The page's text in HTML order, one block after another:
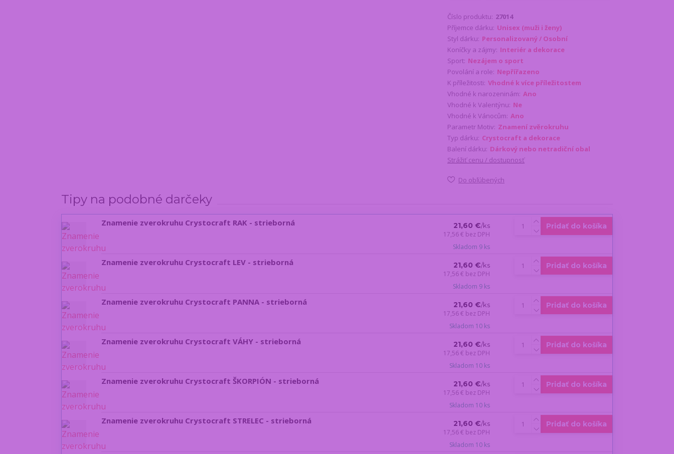
Číslo produktu: 27014
Příjemce dárku: Unisex (muži i ženy)
Styl dárku: Personalizovaný / Osobní
Koníčky a zájmy: Interiér a dekorace
Sport: Nezájem o sport
Povolání a role: Nepřířazeno
K příležitosti: Vhodné k více příležitostem
Vhodné k narozeninám: Ano
Vhodné k Valentýnu: Ne
Vhodné k Vánocům: Ano
Parametr Motiv: Znamení zvěrokruhu
Typ dárku: Crystocraft a dekorace
Balení dárku: Dárkový nebo netradiční obal
Strážiť cenu / dostupnosť
Do obľúbených
Tipy na podobné darčeky
Znamenie zverokruhu Crystocraft RAK - strieborná 21,60 €/ks
17,56 € bez DPH
Skladom 9 ks
Pridať do košíka
Znamenie zverokruhu Crystocraft LEV - strieborná 21,60 €/ks
17,56 € bez DPH
Skladom 9 ks
Pridať do košíka
Znamenie zverokruhu Crystocraft PANNA - strieborná 21,60 €/ks
17,56 € bez DPH
Skladom 10 ks
Pridať do košíka
Znamenie zverokruhu Crystocraft VÁHY - strieborná 21,60 €/ks
17,56 € bez DPH
Skladom 10 ks
Pridať do košíka
Znamenie zverokruhu Crystocraft ŠKORPIÓN - strieborná 21,60 €/ks
17,56 € bez DPH
Skladom 10 ks
Pridať do košíka
Znamenie zverokruhu Crystocraft STRELEC - strieborná 21,60 €/ks
17,56 € bez DPH
Skladom 10 ks
Pridať do košíka